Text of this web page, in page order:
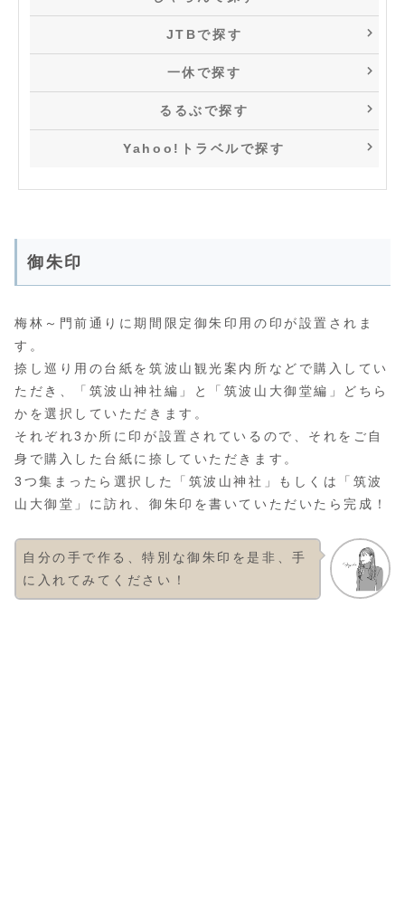
JTBで探す
一休で探す
るるぶで探す
Yahoo!トラベルで探す
御朱印
梅林～門前通りに期間限定御朱印用の印が設置されま
す。
捺し巡り用の台紙を筑波山観光案内所などで購入してい
ただき、「筑波山神社編」と「筑波山大御堂編」どちら
かを選択していただきます。
それぞれ3か所に印が設置されているので、それをご自
身で購入した台紙に捺していただきます。
3つ集まったら選択した「筑波山神社」もしくは「筑波
山大御堂」に訪れ、御朱印を書いていただいたら完成！
自分の手で作る、特別な御朱印を是非、手
に入れてみてください！